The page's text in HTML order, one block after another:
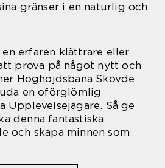
gränser i en naturlig och
erfaren klättrare eller
prova på något nytt och
Höghöjdsbana Skövde
en oförglömlig
Upplevelsejägare. Så ge
denna fantastiska
och skapa minnen som